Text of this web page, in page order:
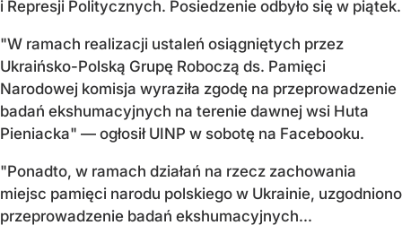
i Represji Politycznych. Posiedzenie odbyło się w piątek.
"W ramach realizacji ustaleń osiągniętych przez
Ukraińsko-Polską Grupę Roboczą ds. Pamięci
Narodowej komisja wyraziła zgodę na przeprowadzenie
badań ekshumacyjnych na terenie dawnej wsi Huta
Pieniacka" — ogłosił UINP w sobotę na Facebooku.
"Ponadto, w ramach działań na rzecz zachowania
miejsc pamięci narodu polskiego w Ukrainie, uzgodniono
przeprowadzenie badań ekshumacyjnych...